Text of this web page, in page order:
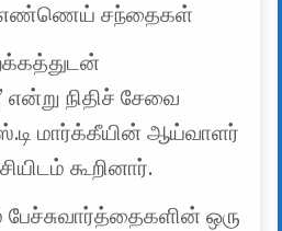
எண்ணெய் சந்தைகள்
நிதிச் சேவை
மார்க்கீயின் ஆய்வாளர்
கூறினார்.
ஒரு